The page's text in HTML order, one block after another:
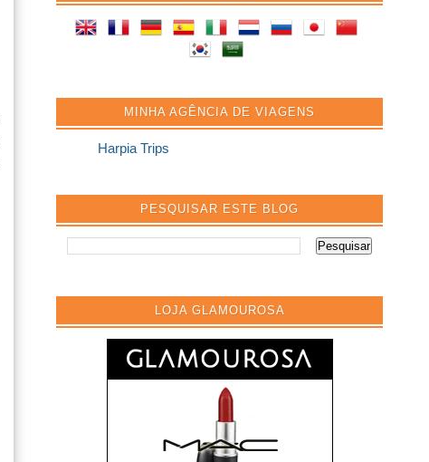
MINHA AGÊNCIA DE VIAGENS
Harpia Trips
PESQUISAR ESTE BLOG
LOJA GLAMOUROSA